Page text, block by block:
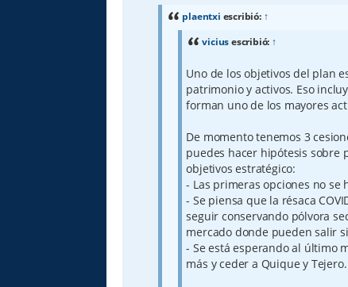
plaentxi escribió: ↑
viciusescribió: ↑
Uno de los objetivos del plan
patrimonio y activos. Eso
forman uno de los mayores
De momento tenemos 3
puedes hacer hipótesis sobre
objetivos estratégico:
- Las primeras opciones no se
- Se piensa que la résaca
seguir conservando pólvora
mercado donde pueden salir
- Se está esperando al último
más y ceder a Quique y Tejero.